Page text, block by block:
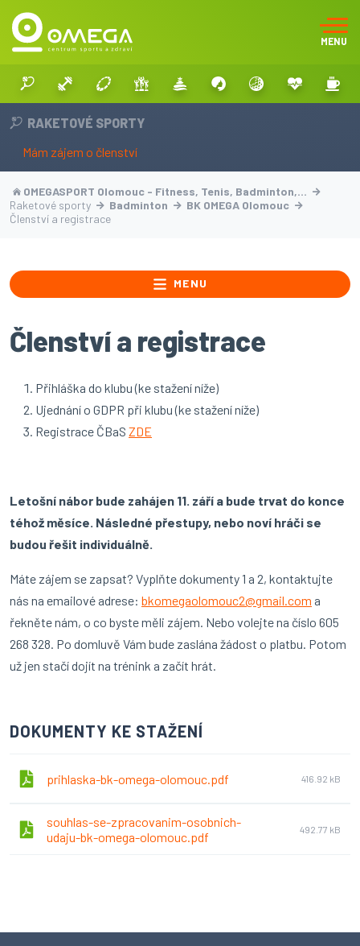
MENU
RAKETOVÉ SPORTY
Mám zájem o členství
OMEGASPORT Olomouc - Fitness, Tenis, Badminton,…
Raketové sporty
Badminton
BK OMEGA Olomouc
Členství a registrace
MENU
Členství a registrace
Přihláška do klubu (ke stažení níže)
Ujednání o GDPR při klubu (ke stažení níže)
Registrace ČBaS ZDE
Letošní nábor bude zahájen 11. září a bude trvat do konce
téhož měsíce. Následné přestupy, nebo noví hráči se
budou řešit individuálně.
Máte zájem se zapsat? Vyplňte dokumenty 1 a 2, kontaktujte
nás na emailové adrese: bkomegaolomouc2@gmail.com a
řekněte nám, o co byste měli zájem. Nebo volejte na číslo 605
268 328. Po domluvě Vám bude zaslána žádost o platbu. Potom
už jen stačí dojít na trénink a začít hrát.
DOKUMENTY KE STAŽENÍ
prihlaska-bk-omega-olomouc.pdf 416.92 kB
souhlas-se-zpracovanim-osobnich-
udaju-bk-omega-olomouc.pdf
492.77 kB